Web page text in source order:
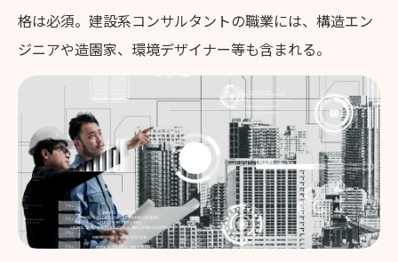
格は必須。建設系コンサルタントの職業には、構造エン
ジニアや造園家、環境デザイナー等も含まれる。